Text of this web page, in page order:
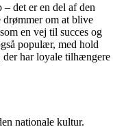
det er en del af den
drømmer om at blive
en vej til succes og
populær, med hold
der har loyale tilhængere
nationale kultur.